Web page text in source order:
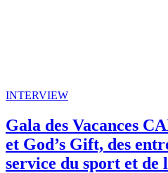
INTERVIEW
Gala des Vacances
et God’s Gift, des
service du sport et de